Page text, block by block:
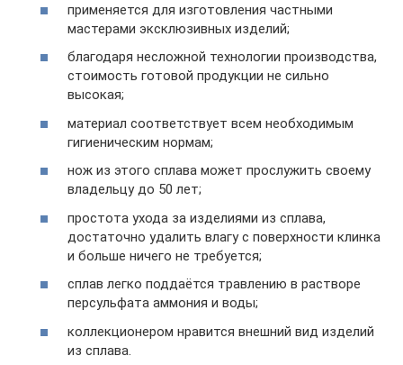
применяется для изготовления частными
мастерами эксклюзивных изделий;
благодаря несложной технологии производства,
стоимость готовой продукции не сильно
высокая;
материал соответствует всем необходимым
гигиеническим нормам;
нож из этого сплава может прослужить своему
владельцу до 50 лет;
простота ухода за изделиями из сплава,
достаточно удалить влагу с поверхности клинка
и больше ничего не требуется;
сплав легко поддаётся травлению в растворе
персульфата аммония и воды;
коллекционером нравится внешний вид изделий
из сплава.